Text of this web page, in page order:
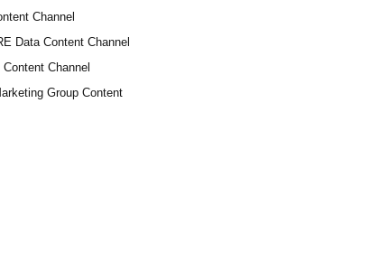
Channel
Data Content Channel
Content Channel
Group Content